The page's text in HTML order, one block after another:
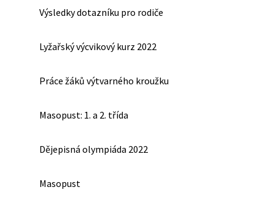
Výsledky dotazníku pro rodiče
Lyžařský výcvikový kurz 2022
Práce žáků výtvarného kroužku
Masopust: 1. a 2. třída
Dějepisná olympiáda 2022
Masopust